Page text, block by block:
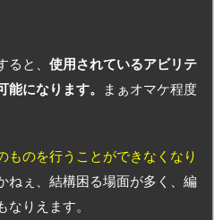
と、 使用されているアビリテ
になります。
まぁオマケ程度
ものを行うことができなくなり
ねぇ、結構困る場面が多く、編
りえます。